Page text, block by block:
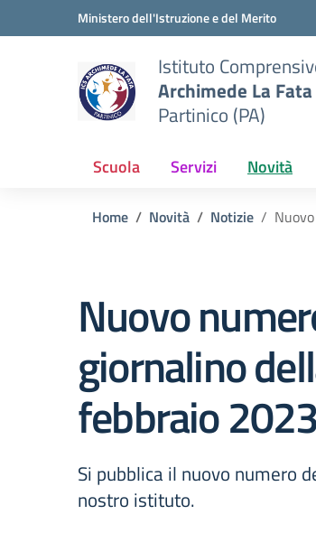
Vai ai contenuti
Vai al menu di navigazioneMinistero dell'Istruzione e del Merito
Istituto
Archimede La Fata
Partinico (PA)
Scuola Servizi Novità
Home Novità Notizie
Nuovo
giornalino
febbraio 2023
Si pubblica il nuovo numero
nostro istituto.